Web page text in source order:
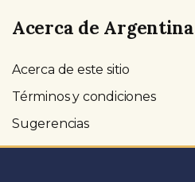
Acerca de
Acerca de este sitio
Términos y condiciones
Sugerencias